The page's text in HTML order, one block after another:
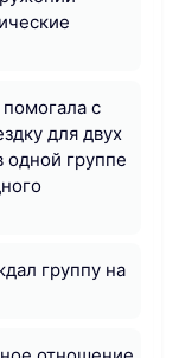
с
для двух
одной группе
группу на